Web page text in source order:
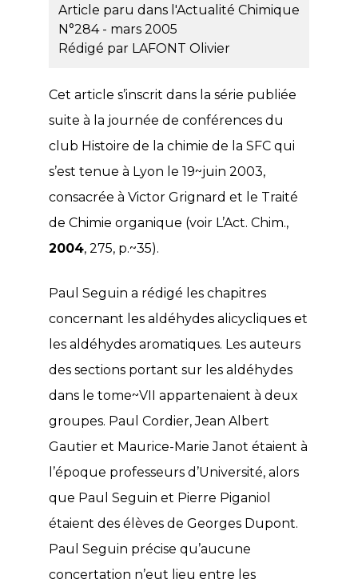
Article paru dans l'Actualité Chimique
N°284 - mars 2005
Rédigé par LAFONT Olivier
Cet article s’inscrit dans la série publiée
suite à la journée de conférences du
club Histoire de la chimie de la SFC qui
s’est tenue à Lyon le 19~juin 2003,
consacrée à Victor Grignard et le Traité
de Chimie organique (voir L’Act. Chim.,
2004, 275, p.~35).
Paul Seguin a rédigé les chapitres
concernant les aldéhydes alicycliques et
les aldéhydes aromatiques. Les auteurs
des sections portant sur les aldéhydes
dans le tome~VII appartenaient à deux
groupes. Paul Cordier, Jean Albert
Gautier et Maurice-Marie Janot étaient à
l’époque professeurs d’Université, alors
que Paul Seguin et Pierre Piganiol
étaient des élèves de Georges Dupont.
Paul Seguin précise qu’aucune
concertation n’eut lieu entre les